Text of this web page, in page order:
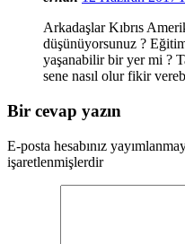
Arkadaşlar Kıbrıs
düşünüyorsunuz ?
yaşanabilir bir yer mi ?
sene nasıl olur fikir
Bir cevap yazın
E-posta hesabınız
işaretlenmişlerdir